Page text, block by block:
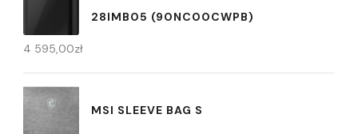
28IMB05 (90NC00CWPB)
4 595,00zł
MSI SLEEVE BAG S